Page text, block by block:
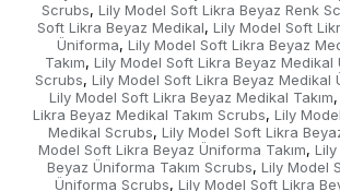
Scrubs, Lily Model Soft Likra Beyaz Renk
Soft Likra Beyaz Medikal, Lily Model Soft
Üniforma, Lily Model Soft Likra Beyaz
Takım, Lily Model Soft Likra Beyaz Medikal
Scrubs, Lily Model Soft Likra Beyaz Medikal
Lily Model Soft Likra Beyaz Medikal Takım,
Likra Beyaz Medikal Takım Scrubs, Lily
Medikal Scrubs, Lily Model Soft Likra
Model Soft Likra Beyaz Üniforma Takım,
Beyaz Üniforma Takım Scrubs, Lily Model
Üniforma Scrubs, Lily Model Soft Likra